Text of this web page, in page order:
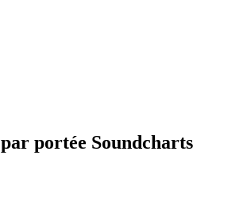
portée Soundcharts